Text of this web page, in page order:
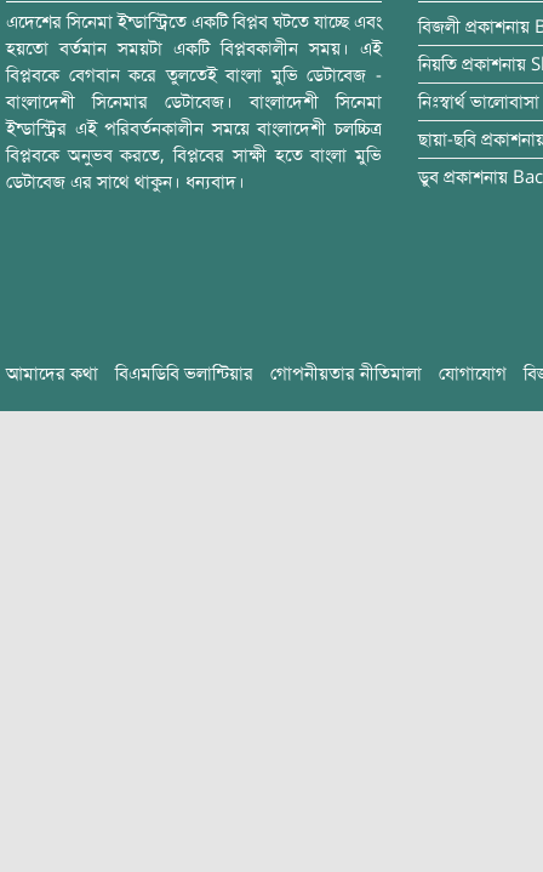
এদেশের সিনেমা ইন্ডাস্ট্রিতে একটি বিপ্লব ঘটতে যাচ্ছে এবং
হয়তো বর্তমান সময়টা একটি বিপ্লবকালীন সময়। এই
বিপ্লবকে বেগবান করে তুলতেই বাংলা মুভি ডেটাবেজ -
বাংলাদেশী সিনেমার ডেটাবেজ। বাংলাদেশী সিনেমা
ইন্ডাস্ট্রির এই পরিবর্তনকালীন সময়ে বাংলাদেশী চলচ্চিত্র
বিপ্লবকে অনুভব করতে, বিপ্লবের সাক্ষী হতে বাংলা মুভি
ডেটাবেজ এর সাথে থাকুন। ধন্যবাদ।
বিজলী প্রকাশনায়
নিয়তি প্রকাশনায়
নিঃস্বার্থ ভালোবাসা
ছায়া-ছবি
ডুব প্রকাশনায়
আমাদের কথা বিএমডিবি ভলান্টিয়ার গোপনীয়তার নীতিমালা যোগাযোগ